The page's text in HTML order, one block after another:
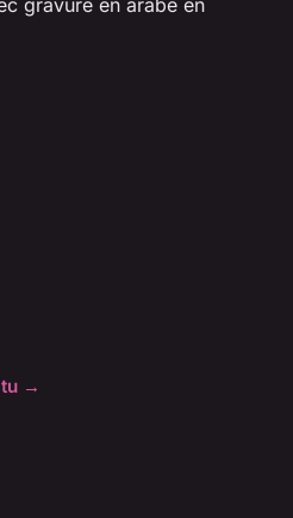
gravure en arabe en
→